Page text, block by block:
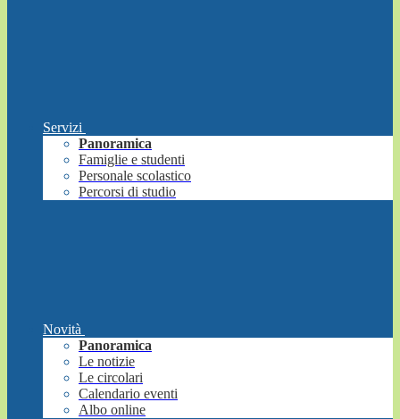
Servizi
Panoramica
Famiglie e studenti
Personale scolastico
Percorsi di studio
Novità
Panoramica
Le notizie
Le circolari
Calendario eventi
Albo online